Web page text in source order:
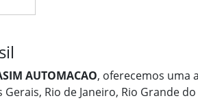
AUTOMACAO, oferecemos uma
Rio de Janeiro, Rio Grande